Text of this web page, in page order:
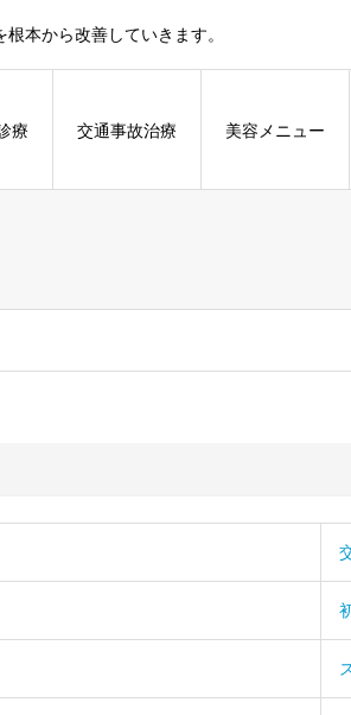
本から改善していきます。
療 交通事故治療 美容メニュー